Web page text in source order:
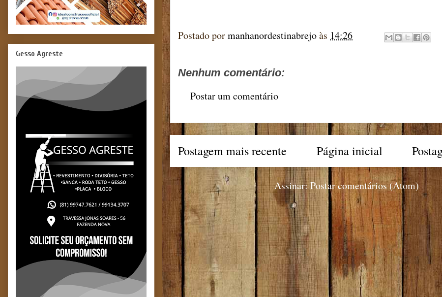
Postado pormanhanordestinabrejoàs 14:26
Nenhum comentário:
Postar um comentário
Postagem mais recente Página inicial
Assinar:Postar comentários (Atom)
Gesso Agreste